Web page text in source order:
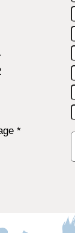
*